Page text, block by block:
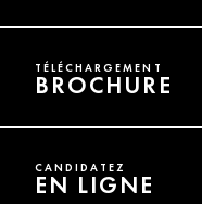
TÉLÉCHARGEMENT
BROCHURE
CANDIDATEZ
EN LIGNE